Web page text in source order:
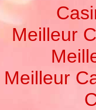
Meilleur
Meilleur